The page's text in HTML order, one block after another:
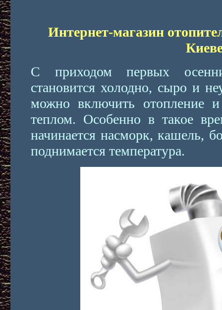
Интернет-магазин
С приходом первых
становится холодно, сыро и
можно включить отопление
теплом. Особенно в такое
начинается насморк, кашель,
поднимается температура.